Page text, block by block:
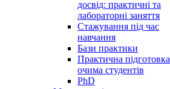
досвід: практичні та
лабораторні заняття
Стажування під час
навчання
Бази практики
Практична підготовка
очима студентів
PhD